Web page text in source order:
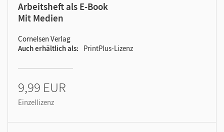
Arbeitsheft als E-Book
Mit Medien
Cornelsen Verlag
Auch erhältlich als
PrintPlus-Lizenz
9,99 EUR
Einzellizenz